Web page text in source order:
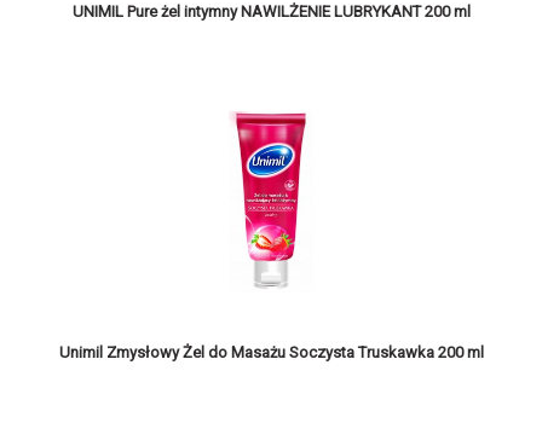
UNIMIL Pure żel intymny NAWILŻENIE LUBRYKANT 200 ml
Unimil Zmysłowy Żel do Masażu Soczysta Truskawka 200 ml